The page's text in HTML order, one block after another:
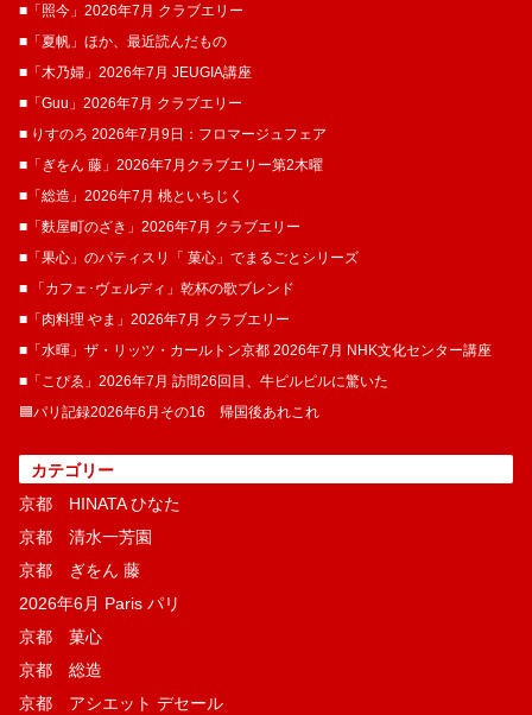
■「照今」2026年7月 クラブエリー
■「夏帆」ほか、最近読んだもの
■「木乃婦」2026年7月 JEUGIA講座
■「Guu」2026年7月 クラブエリー
■ りすのろ 2026年7月9日：フロマージュフェア
■「ぎをん 藤」2026年7月クラブエリー第2木曜
■「総造」2026年7月 桃といちじく
■「麩屋町のざき」2026年7月 クラブエリー
■「果心」のパティスリ「 菓​心」でまるごとシリーズ
■ 「カフェ･ヴェルディ」乾杯の歌ブレンド
■「肉料理 やま」2026年7月 クラブエリー
■「水暉」ザ・リッツ・カールトン京都 2026年7月 NHK文化センター講座
■「こぴゑ」2026年7月 訪問26回目、牛ピルピルに驚いた
🟦パリ記録2026年6月その16 帰国後あれこれ
カテゴリー
京都 HINATA ひなた
京都 清水一芳園
京都 ぎをん 藤
2026年6月 Paris パリ
京都 菓​心
京都 総造
京都 アシエット デセール